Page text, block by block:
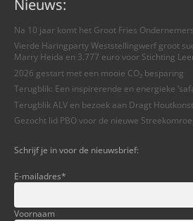
Nieuws:
Na 10 jaar komt het Groot Fries
Vierde Haringparty Weststellingwerf groot
Marry Heida en 3.777 euro voor Stichting
2026 gestart met een mooie CO₂ besparing
Terugblik: Een inspirerende en energieke
Terugblik ALV en bezoek aan Dragt
Gezocht lid PBO voor de nieuwe
Schrijf je in voor de nieuwsbrief:
E-mailadres*
Voornaam